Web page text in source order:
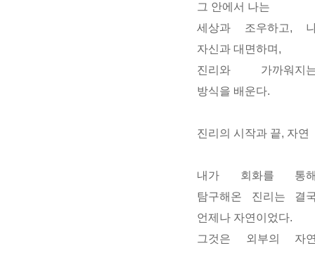
그 안에서 나는
세상과 조우하고,
자신과 대면하며 ,
진리와 가까워지
방식을 배운다.
진리의 시작과 끝, 자연
내가 회화를 통
탐구해온 진리는 결
언제나 자연 이었다.
그것은 외부의 자